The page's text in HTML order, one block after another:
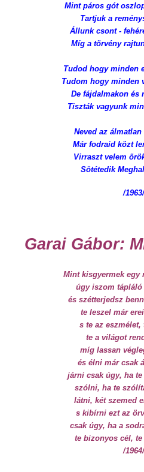
Mint páros gót
Tartjuk a
Állunk csont -
Míg a törvény
Tudod hogy minden
Tudom hogy minden
De fájdalmakon és
Tiszták vagyunk
Neved az
Már fodraid közt
Virraszt velem
Sötétedik
/1963/
Garai Gábor:
Mint kisgyermek egy
úgy iszom tápláló
és szétterjedsz
te leszel már
s te az eszmélet,
te a világot
míg lassan
és élni már csak
járni csak úgy, ha
szólni, ha te
látni, két szemed
s kibírni ezt az
csak úgy, ha a
te bizonyos cél,
/1964/